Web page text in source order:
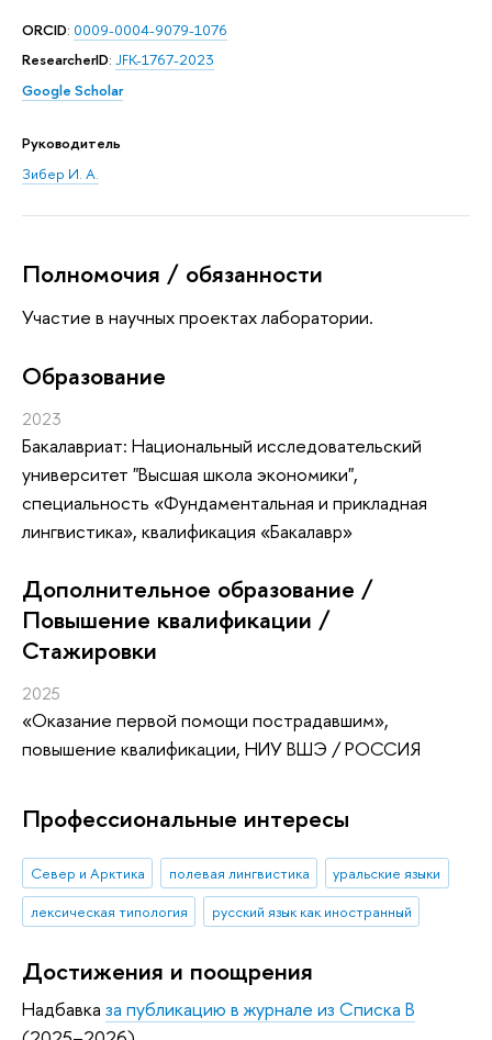
ORCID: 0009-0004-9079-1076
ResearcherID: JFK-1767-2023
Google Scholar
Руководитель
Зибер И. А.
Полномочия / обязанности
Участие в научных проектах лаборатории.
Oбразование
2023
Бакалавриат: Национальный исследовательский
университет "Высшая школа экономики",
специальность «Фундаментальная и прикладная
лингвистика», квалификация «Бакалавр»
Дополнительное образование /
Повышение квалификации /
Стажировки
2025
«Оказание первой помощи пострадавшим»,
повышение квалификации, НИУ ВШЭ / РОССИЯ
Профессиональные интересы
Север и Арктика полевая лингвистика
уральские языки
лексическая типология
русский язык как иностранный
Достижения и поощрения
Надбавка за публикацию в журнале из Списка B